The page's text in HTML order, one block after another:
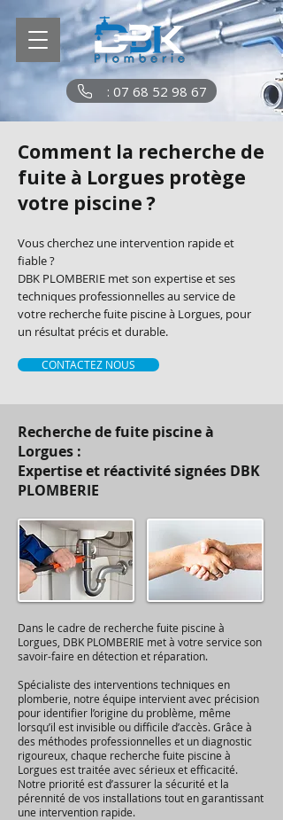
: 07 68 52 98 67
Comment la recherche de
fuite à Lorgues protège
votre piscine ?
Vous cherchez une intervention rapide et
fiable ?
DBK PLOMBERIE met son expertise et ses
techniques professionnelles au service de
votre recherche fuite piscine à Lorgues, pour
un résultat précis et durable.
CONTACTEZ NOUS
Recherche de fuite piscine à
Lorgues :
Expertise et réactivité signées DBK
PLOMBERIE
Dans le cadre de recherche fuite piscine à
Lorgues, DBK PLOMBERIE met à votre service son
savoir-faire en détection et réparation.
Spécialiste des interventions techniques en
plomberie, notre équipe intervient avec précision
pour identifier l’origine du problème, même
lorsqu’il est invisible ou difficile d’accès. Grâce à
des méthodes professionnelles et un diagnostic
rigoureux, chaque recherche fuite piscine à
Lorgues est traitée avec sérieux et efficacité.
Notre priorité est d’assurer la sécurité et la
pérennité de vos installations tout en garantissant
une intervention rapide.